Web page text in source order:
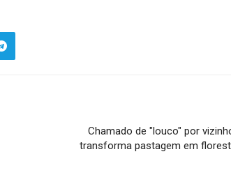
Chamado de "louco" por
transforma pastagem em